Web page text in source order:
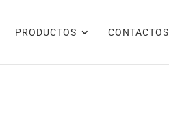
PRODUCTOS CONTACTOS